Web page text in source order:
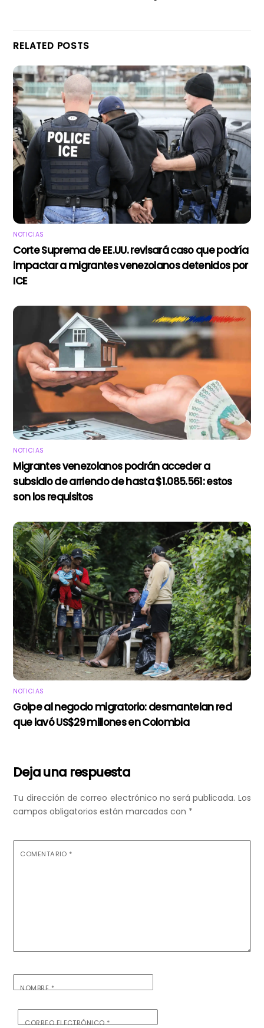
RELATED POSTS
NOTICIAS
Corte Suprema de EE.UU. revisará caso que podría
impactar a migrantes venezolanos detenidos por
ICE
NOTICIAS
Migrantes venezolanos podrán acceder a
subsidio de arriendo de hasta $1.085.561: estos
son los requisitos
NOTICIAS
Golpe al negocio migratorio: desmantelan red
que lavó US$29 millones en Colombia
Deja una respuesta
Tu dirección de correo electrónico no será publicada. Los
campos obligatorios están marcados con *
COMENTARIO *
NOMBRE*
CORREO ELECTRÓNICO*